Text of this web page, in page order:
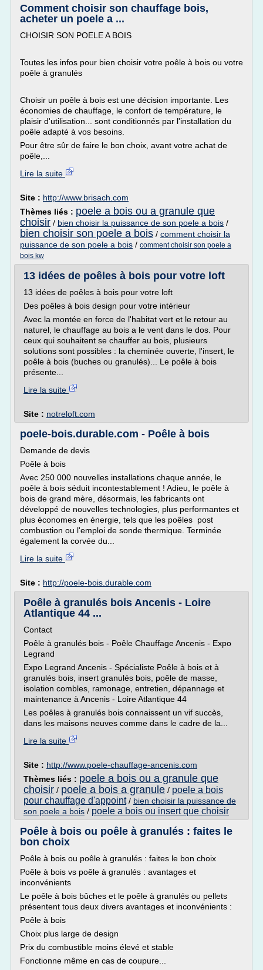
Comment choisir son chauffage bois,
acheter un poele a ...
CHOISIR SON POELE A BOIS
Toutes les infos pour bien choisir votre poêle à bois ou votre
poêle à granulés
Choisir un poêle à bois est une décision importante. Les
économies de chauffage, le confort de température, le
plaisir d'utilisation... sont conditionnés par l'installation du
poêle adapté à vos besoins.
Pour être sûr de faire le bon choix, avant votre achat de
poêle,...
Lire la suite
Site : http://www.brisach.com
Thèmes liés : poele a bois ou a granule que
choisir / bien choisir la puissance de son poele a bois /
bien choisir son poele a bois / comment choisir la
puissance de son poele a bois / comment choisir son poele a
bois kw
13 idées de poêles à bois pour votre loft
13 idées de poêles à bois pour votre loft
Des poêles à bois design pour votre intérieur
Avec la montée en force de l'habitat vert et le retour au
naturel, le chauffage au bois a le vent dans le dos. Pour
ceux qui souhaitent se chauffer au bois, plusieurs
solutions sont possibles : la cheminée ouverte, l'insert, le
poêle à bois (buches ou granulés)... Le poêle à bois
présente...
Lire la suite
Site : notreloft.com
poele-bois.durable.com - Poêle à bois
Demande de devis
Poêle à bois
Avec 250 000 nouvelles installations chaque année, le
poêle à bois séduit incontestablement ! Adieu, le poêle à
bois de grand mère, désormais, les fabricants ont
développé de nouvelles technologies, plus performantes et
plus économes en énergie, tels que les poêles post
combustion ou l'emploi de sonde thermique. Terminée
également la corvée du...
Lire la suite
Site : http://poele-bois.durable.com
Poêle à granulés bois Ancenis - Loire
Atlantique 44 ...
Contact
Poêle à granulés bois - Poêle Chauffage Ancenis - Expo
Legrand
Expo Legrand Ancenis - Spécialiste Poêle à bois et à
granulés bois, insert granulés bois, poêle de masse,
isolation combles, ramonage, entretien, dépannage et
maintenance à Ancenis - Loire Atlantique 44
Les poêles à granulés bois connaissent un vif succès,
dans les maisons neuves comme dans le cadre de la...
Lire la suite
Site : http://www.poele-chauffage-ancenis.com
Thèmes liés : poele a bois ou a granule que
choisir / poele a bois a granule / poele a bois
pour chauffage d'appoint/ bien choisir la puissance de
son poele a bois / poele a bois ou insert que choisir
Poêle à bois ou poêle à granulés : faites le
bon choix
Poêle à bois ou poêle à granulés : faites le bon choix
Poêle à bois vs poêle à granulés : avantages et
inconvénients
Le poêle à bois bûches et le poêle à granulés ou pellets
présentent tous deux divers avantages et inconvénients :
Poêle à bois
Choix plus large de design
Prix du combustible moins élevé et stable
Fonctionne même en cas de coupure...